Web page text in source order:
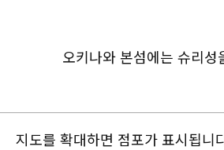
오키나와 본섬에는 슈리
지도를 확대하면 점포가 표시됩니